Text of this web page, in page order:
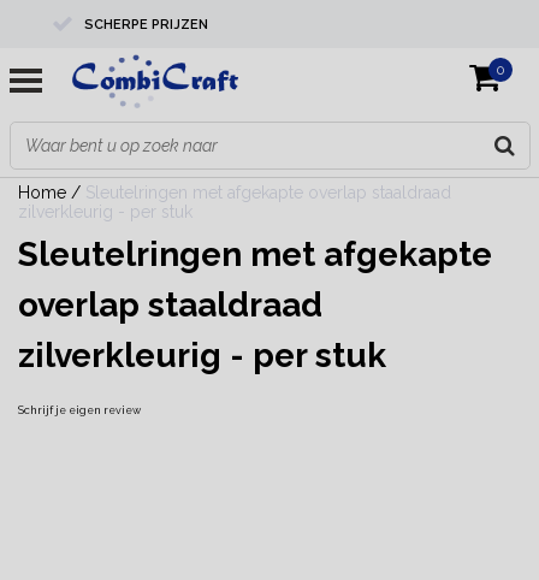
SCHERPE PRIJZEN
PROFESSIONELE KWALITEIT
EXPERTS IN MAATWERK
0
Home / Sleutelringen met afgekapte overlap staaldraad
zilverkleurig - per stuk
Sleutelringen met afgekapte
overlap staaldraad
zilverkleurig - per stuk
Schrijf je eigen review